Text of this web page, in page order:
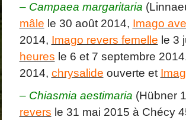
– Campaea margaritaria
mâle le 30 août 2014, Imago
2014, Imago revers femelle le 3
heures le 6 et 7 septembre
2014, chrysalide ouverte et
– Chiasmia aestimaria (Hübner
revers le 31 mai 2015 à Chécy